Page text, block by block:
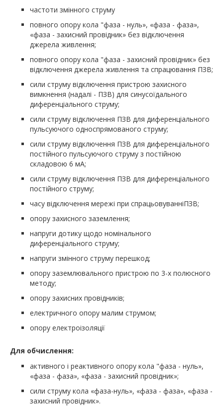
частоти змінного струму
повного опору кола "фаза - нуль», «фаза - фаза»,
«фаза - захисний провідник» без відключення
джерела живлення;
повного опору кола "фаза - захисний провідник» без
відключення джерела живлення та спрацювання ПЗВ;
сили струму відключення пристрою захисного
вимкнення (надалі - ПЗВ) для синусоїдального
диференціального струму;
сили струму відключення ПЗВ для диференціального
пульсуючого односпрямованого струму;
сили струму відключення ПЗВ для диференціального
постійного пульсуючого струму з постійною
складовою 6 мА;
сили струму відключення ПЗВ для диференціального
постійного струму;
часу відключення мережі при спрацьовуванніПЗВ;
опору захисного заземлення;
напруги дотику щодо номінального
диференціального струму;
напруги змінного струму перешкод;
опору заземлювального пристрою по 3-х полюсного
методу;
опору захисних провідників;
електричного опору малим струмом;
опору електроізоляції
Для обчислення:
активного і реактивного опору кола "фаза - нуль»,
«фаза - фаза», «фаза - захисний провідник»;
сили струму кола «фаза-нуль», «фаза - фаза», «фаза -
захисний провідник».